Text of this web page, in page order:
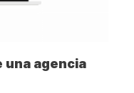
una agencia